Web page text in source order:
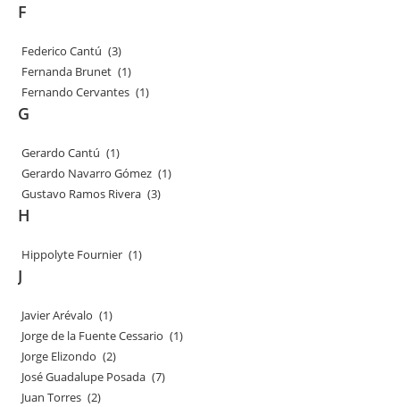
F
Federico Cantú (3)
Fernanda Brunet (1)
Fernando Cervantes (1)
G
Gerardo Cantú (1)
Gerardo Navarro Gómez (1)
Gustavo Ramos Rivera (3)
H
Hippolyte Fournier (1)
J
Javier Arévalo (1)
Jorge de la Fuente Cessario (1)
Jorge Elizondo (2)
José Guadalupe Posada (7)
Juan Torres (2)